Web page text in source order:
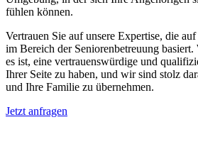
fühlen können.
Vertrauen Sie auf unsere Expertise, die
im Bereich der Seniorenbetreuung
es ist, eine vertrauenswürdige und
Ihrer Seite zu haben, und wir sind stolz
und Ihre Familie zu übernehmen.
Jetzt anfragen